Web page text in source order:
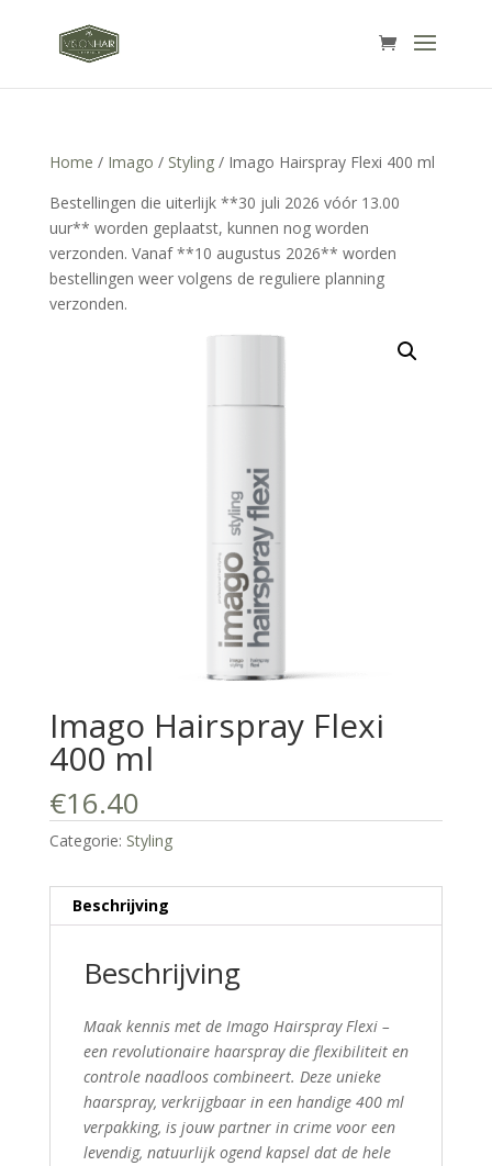
Home / Imago / Styling/ Imago Hairspray Flexi 400 ml
Bestellingen die uiterlijk **30 juli 2026 vóór 13.00
uur** worden geplaatst, kunnen nog worden
verzonden. Vanaf **10 augustus 2026** worden
bestellingen weer volgens de reguliere planning
verzonden.
Imago Hairspray Flexi
400 ml
€16.40
Categorie: Styling
Beschrijving
Beschrijving
Maak kennis met de Imago Hairspray Flexi –
een revolutionaire haarspray die flexibiliteit en
controle naadloos combineert. Deze unieke
haarspray, verkrijgbaar in een handige 400 ml
verpakking, is jouw partner in crime voor een
levendig, natuurlijk ogend kapsel dat de hele